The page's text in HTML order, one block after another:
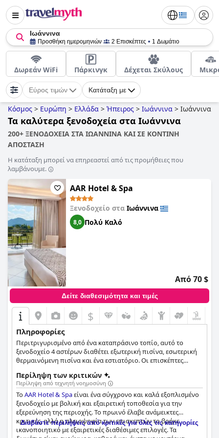
Ιωάννινα
Προσθήκη ημερομηνιών 2 Επισκέπτες 1 Δωμάτιο
Δωρεάν WiFi Πάρκινγκ Δέχεται Σκύλους
Εύρος τιμών Κατάταξη με
Κόσμος > Ευρώπη > Ελλάδα > Ήπειρος > Ιωάννινα > Ιωάννινα
Τα καλύτερα ξενοδοχεία στα Ιωάννινα
200+ ΞΕΝΟΔΟΧΕΙΑ ΣΤΑ ΙΩΑΝΝΙΝΑ ΚΑΙ ΣΕ ΚΟΝΤΙΝΗ
ΑΠΟΣΤΑΣΗ
Η κατάταξη μπορεί να επηρεαστεί από τις προμήθειες που
λαμβάνουμε.
AAR Hotel & Spa
Ξενοδοχείο στα Ιωάννινα
8,0 Πολύ Καλό
Από 70 $
Δείτε διαθεσιμότητα και τιμές
$
Πληροφορίες
Περιτριγυρισμένο από ένα καταπράσινο τοπίο, αυτό το
ξενοδοχείο 4 αστέρων διαθέτει εξωτερική πισίνα, εσωτερική
θερμαινόμενη πισίνα και ένα εστιατόριο. Οι επισκέπτες
διοργανώσουν επαγγελματικές συναντήσεις ή άλλου είδους
εκδηλώσεις στους μοντέρνους και ευρύχωρους χώρους του
ξενοδοχείου και να εξευρενήσουν με ευκολία την πόλη των
Ιωαννίνων και όλα όσα έχει να προσφέρει.
Περίληψη των κριτικών
Περίληψη από τεχνητή νοημοσύνη
ΤοAAR Hotel & Spaείναι ένα σύγχρονο και καλά εξοπλισμένο
ξενοδοχείο με βολική και εξαιρετική τοποθεσία για την
εξερεύνηση της περιοχής. Το πρωινό έλαβε ανάμεικτες
κριτικές, αλλά η πλειοψηφία των επισκεπτών το βρήκε
ικανοποιητικό με εξαιρετικές διαθέσιμες επιλογές. Τα
Διαβάστε περιλήψεις από κριτικές για όλες τις κατηγορίες